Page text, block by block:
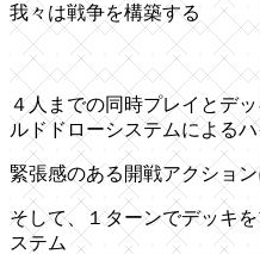
我々は戦争を構築する
４人までの同時プレイとデ
ルドドローシステムによる
緊張感のある開戦アクショ
そして、１ターンでデッキ
ステム